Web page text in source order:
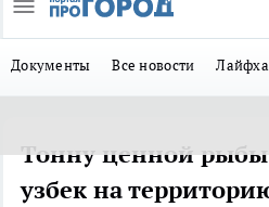
Документы Все новости
Тонну ценной рыбы
узбек на